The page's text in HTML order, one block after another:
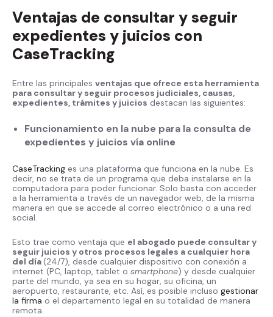
Ventajas de consultar y seguir
expedientes y juicios con
CaseTracking
Entre las principales ventajas que ofrece esta herramienta
para consultar y seguir procesos judiciales, causas,
expedientes, trámites y juicios destacan las siguientes:
Funcionamiento en la nube para la consulta de
expedientes y juicios vía online
CaseTracking es una plataforma que funciona en la nube. Es
decir, no se trata de un programa que deba instalarse en la
computadora para poder funcionar. Solo basta con acceder
a la herramienta a través de un navegador web, de la misma
manera en que se accede al correo electrónico o a una red
social.
Esto trae como ventaja que el abogado puede consultar y
seguir juicios y otros procesos legales a cualquier hora
del día(24/7), desde cualquier dispositivo con conexión a
internet (PC, laptop, tablet o smartphone) y desde cualquier
parte del mundo, ya sea en su hogar, su oficina, un
aeropuerto, restaurante, etc. Así, es posible incluso gestionar
la firma o el departamento legal en su totalidad de manera
remota.